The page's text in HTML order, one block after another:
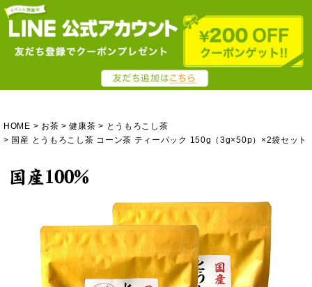
HOME お茶 健康茶
とうもろこし茶
国産 とうもろこし茶 コーン茶 ティーパック 150g（3g×50p）×2袋セット